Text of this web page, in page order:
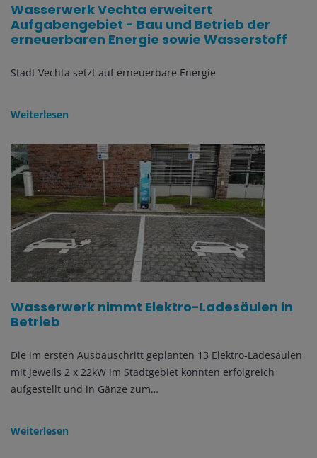
Wasserwerk Vechta erweitert
Aufgabengebiet - Bau und Betrieb der
erneuerbaren Energie sowie Wasserstoff
Stadt Vechta setzt auf erneuerbare Energie
Weiterlesen
Wasserwerk nimmt Elektro-Ladesäulen in
Betrieb
Die im ersten Ausbauschritt geplanten 13 Elektro-Ladesäulen
mit jeweils 2 x 22kW im Stadtgebiet konnten erfolgreich
aufgestellt und in Gänze zum…
Weiterlesen